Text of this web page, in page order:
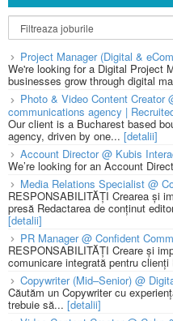
Project Manager (Digital &
We're looking for a Digital Project
businesses grow through digital
Photo & Video Content Creator
communications agency |
Our client is a Bucharest based
agency, driven by one... [detalii]
Account Director @ Kubis
We’re looking for an Account
Media Relations Specialist @
RESPONSABILITĂȚI Crearea și
presă Redactarea de conținut
[detalii]
PR Manager @ Confident
RESPONSABILITĂȚI Creare și
comunicare integrată pentru
Copywriter (Mid–Senior) @
Căutăm un Copywriter cu
trebuie să... [detalii]